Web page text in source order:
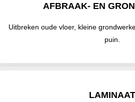
AFBRAAK- EN
Uitbreken oude vloer, kleine
puin.
LAMINAAT